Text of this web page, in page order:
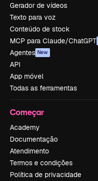
Gerador de vídeos
Texto para voz
Conteúdo de stock
MCP para Claude/ChatGPT
Agentes New
API
App móvel
Todas as ferramentas
Começar
Academy
Documentação
Atendimento
Termos e condições
Política de privacidade